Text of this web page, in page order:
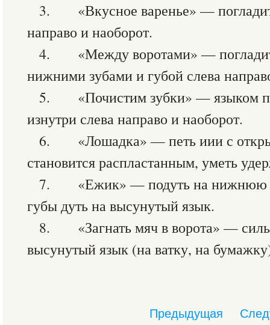
3. «Вкусное варенье» —
направо и наоборот.
4. «Между воротами» —
нижними зубами и губой слева
5. «Почистим зубки» — языком
изнутри слева направо и наоборот.
6. «Лошадка» — петь иии с
становится распластанным, уметь
7. «Ежик» — подуть на нижнюю
губы дуть на высунутый язык.
8. «Загнать мяч в ворота» —
высунутый язык (на ватку, на
Предыдущая